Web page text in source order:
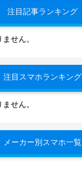
注目記事ランキング
せん。
注目スマホランキング
せん。
メーカー別スマホ一覧